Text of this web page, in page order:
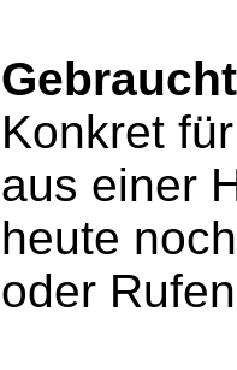
Konkret
aus einer
heute
oder